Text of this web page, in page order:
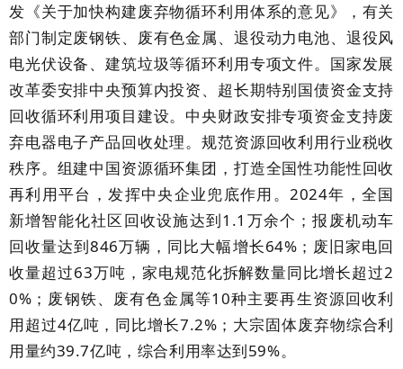
发《关于加快构建废弃物循环利用体系的意见》，有关
部门制定废钢铁、废有色金属、退役动力电池、退役风
电光伏设备、建筑垃圾等循环利用专项文件。国家发展
改革委安排中央预算内投资、超长期特别国债资金支持
回收循环利用项目建设。中央财政安排专项资金支持废
弃电器电子产品回收处理。规范资源回收利用行业税收
秩序。组建中国资源循环集团，打造全国性功能性回收
再利用平台，发挥中央企业兜底作用。2024年，全国
新增智能化社区回收设施达到1.1 万余个；报废机动车
回收量达到846万辆，同比大幅增长64% ；废旧家电回
收量超过63万吨，家电规范化拆解数量同比增长超过2
0% ；废钢铁、废有色金属等10种主要再生资源回收利
用超过4亿吨，同比增长7.2% ；大宗固体废弃物综合利
用量约39.7亿吨，综合利用率达到59%。